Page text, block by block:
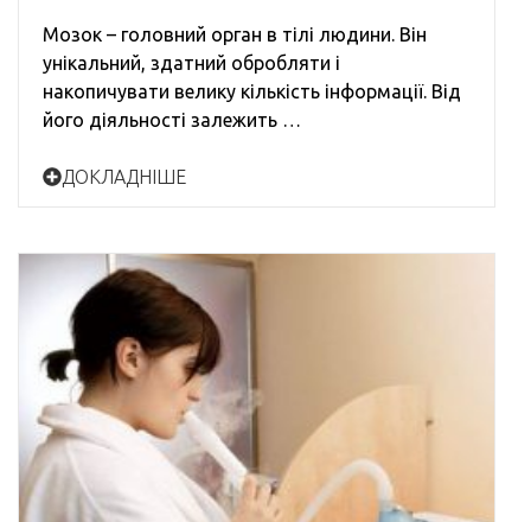
Мозок – головний орган в тілі людини. Він
унікальний, здатний обробляти і
накопичувати велику кількість інформації. Від
його діяльності залежить …
ДОКЛАДНІШЕ